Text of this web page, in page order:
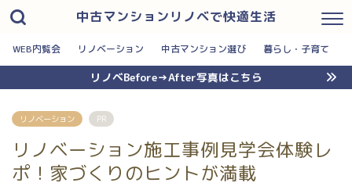
中古マンションリノベで快適生活
WEB内覧会 リノベーション 中古マンション選び 暮らし・子育て
リノベBefore→After写真はこちら
リノベーション PR
リノベーション施工事例見学会体験レ
ポ！家づくりのヒントが満載